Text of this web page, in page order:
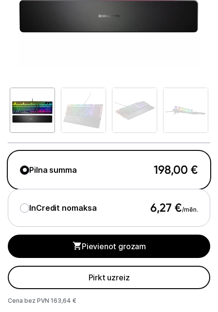
GAMING pasaule >
Stacionārie datori
Monitori
Peles
Klaviatūras
Web kameras
Spēļu konsoles un piederumi
Projektori un ekrāni
Pilna summa 198,00 €
InCredit nomaksa 6,27 €/mēn.
Pievienot grozam
Pirkt uzreiz
Cena bez PVN 163,64 €